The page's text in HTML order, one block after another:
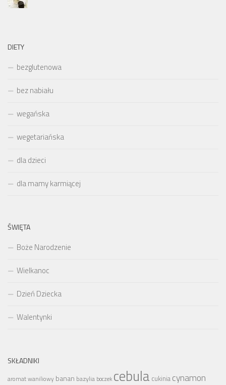
DIETY
bezglutenowa
bez nabiału
wegańska
wegetariańska
dla dzieci
dla mamy karmiącej
ŚWIĘTA
Boże Narodzenie
Wielkanoc
Dzień Dziecka
Walentynki
SKŁADNIKI
aromat waniliowy banan bazylia boczek cebula cukinia cynamon